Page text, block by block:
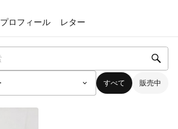
プロフィール レター
すべて 販売中